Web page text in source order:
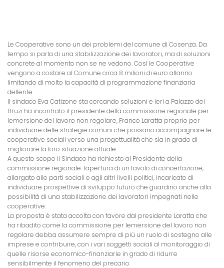
Le Cooperative sono un dei problemi del comune di Cosenza. Da
tempo si parla di una stabilizzazione dei lavoratori, ma di soluzioni
concrete al momento non se ne vedono. Così le Cooperative
vengono a costare al Comune circa 8 milioni di euro allanno
limitando di molto la capacità di programmazione finanziaria
dellente.
Il sindaco Eva Catizone sta cercando soluzioni e ieri a Palazzo dei
Bruzi ha incontrato il presidente della commissione regionale per
lemersione del lavoro non regolare, Franco Laratta proprio per
individuare delle strategie comuni che possano accompagnare le
cooperative sociali verso una progettualità che sia in grado di
migliorare la loro situazione attuale.
A questo scopo il Sindaco ha richiesto al Presidente della
commissione regionale lapertura di un tavolo di concertazione,
allargato alle parti sociali e agli altri livelli politici, incaricato di
individuare prospettive di sviluppo futuro che guardino anche alla
possibilità di una stabilizzazione dei lavoratori impegnati nelle
cooperative.
La proposta è stata accolta con favore dal presidente Laratta che
ha ribadito come la commissione per lemersione del lavoro non
regolare debba assumere sempre di più un ruolo di sostegno alle
imprese e contribuire, con i vari soggetti sociali al monitoraggio di
quelle risorse economico-finanziarie in grado di ridurre
sensibilmente il fenomeno del precario.